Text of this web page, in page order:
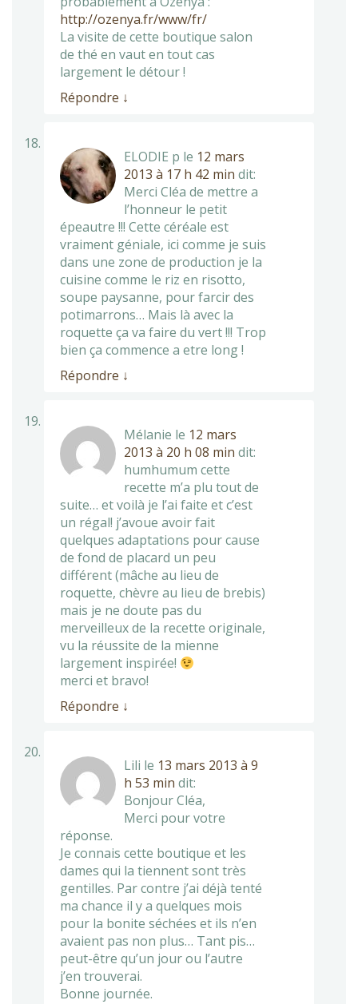
http://ozenya.fr/www/fr/
La visite de cette boutique salon
de thé en vaut en tout cas
largement le détour !
Répondre ↓
ELODIE p le 12 mars
2013 à 17 h 42 min dit:
Merci Cléa de mettre a
l’honneur le petit
épeautre !!! Cette céréale est
vraiment géniale, ici comme je suis
dans une zone de production je la
cuisine comme le riz en risotto,
soupe paysanne, pour farcir des
potimarrons… Mais là avec la
roquette ça va faire du vert !!! Trop
bien ça commence a etre long !
Répondre ↓
Mélanie le 12 mars
2013 à 20 h 08 min dit:
humhumum cette
recette m’a plu tout de
suite… et voilà je l’ai faite et c’est
un régal! j’avoue avoir fait
quelques adaptations pour cause
de fond de placard un peu
différent (mâche au lieu de
roquette, chèvre au lieu de brebis)
mais je ne doute pas du
merveilleux de la recette originale,
vu la réussite de la mienne
largement inspirée!
merci et bravo!
Répondre ↓
Lili le 13 mars 2013 à 9
h 53 min dit:
Bonjour Cléa,
Merci pour votre
réponse.
Je connais cette boutique et les
dames qui la tiennent sont très
gentilles. Par contre j’ai déjà tenté
ma chance il y a quelques mois
pour la bonite séchées et ils n’en
avaient pas non plus… Tant pis…
peut-être qu’un jour ou l’autre
j’en trouverai.
Bonne journée.